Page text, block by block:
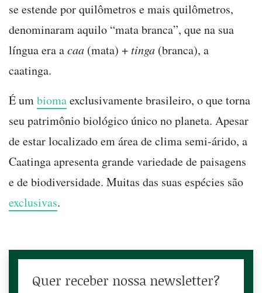
se estende por quilômetros e mais quilômetros,
denominaram aquilo “mata branca”, que na sua
língua era acaa (mata) +tinga (branca), a
caatinga.
É umbiomaexclusivamente brasileiro, o que torna
seu patrimônio biológico único no planeta. Apesar
de estar localizado em área de clima semi-árido, a
Caatinga apresenta grande variedade de paisagens
e de biodiversidade. Muitas das suas espécies são
exclusivas.
Quer receber nossa newsletter?